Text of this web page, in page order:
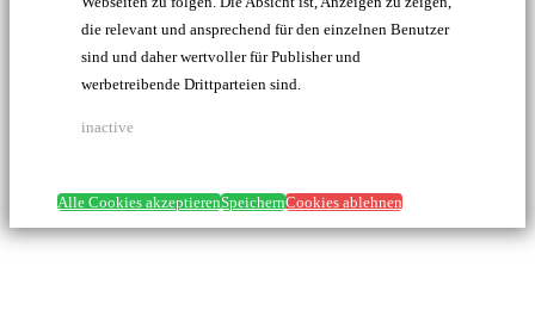
die relevant und ansprechend für den einzelnen Benutzer
sind und daher wertvoller für Publisher und
werbetreibende Drittparteien sind.
inactive
Alle Cookies akzeptierenSpeichernCookies ablehnen